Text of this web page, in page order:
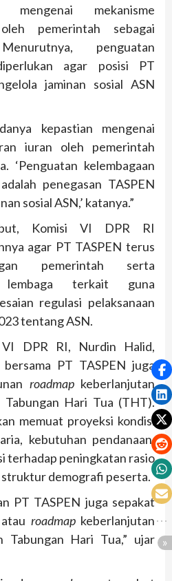
mengenai mekanisme
pemerintah sebagai
penguatan
agar posisi PT
jaminan sosial ASN
kepastian mengenai
iuran oleh pemerintah
‘Penguatan kelembagaan
penegasan TASPEN
sosial ASN,’ katanya.”
Komisi VI DPR RI
agar PT TASPEN terus
pemerintah serta
terkait guna
regulasi pelaksanaan
tentang ASN.
DPR RI, Nurdin Halid,
PT TASPEN juga
roadmapkeberlanjutan
Hari Tua (THT).
memuat proyeksi kondisi
kebutuhan pendanaan,
terhadap peningkatan rasio
demografi peserta.
PT TASPEN juga sepakat
roadmapkeberlanjutan
Tabungan Hari Tua,” ujar